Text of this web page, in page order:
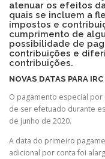
atenuar os efeitos
quais se incluem a
impostos e
cumprimento de
possibilidade de
contribuições e
contribuições.
NOVAS DATAS PARA IRC
O pagamento especial por
de ser efetuado durante
de junho de 2020.
A data do primeiro
adicional por conta foi